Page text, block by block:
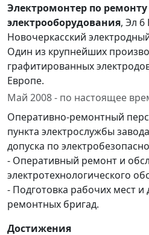
Электромонтер по
электрооборудования, Эл 6
Новочеркасский
Один из крупнейших
графитированных
Европе.
Май 2008 - по настоящее
Оперативно-ремонтный
пункта электрослужбы
допуска по
- Оперативный ремонт и
электротехнологического
- Подготовка рабочих мест и
ремонтных бригад.
Достижения